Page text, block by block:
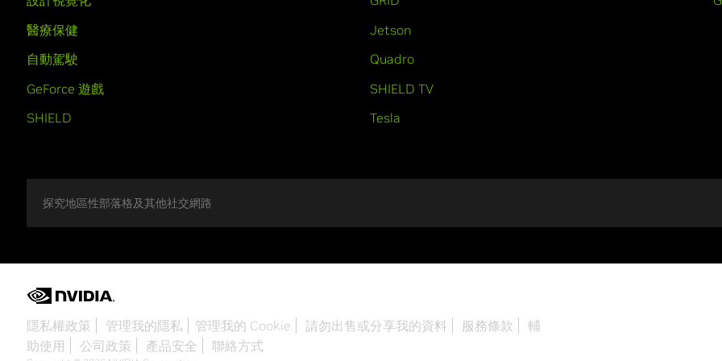
醫療保健
自動駕駛
GeForce 遊戲
SHIELD
Jetson
Quadro
SHIELD TV
Tesla
探究地區性部落格及其他社交網路
隱私權政策 管理我的隱私 管理我的 Cookie 請勿出售或分享我的資料 服務條款
輔
助使用
公司政策 產品安全 聯絡方式